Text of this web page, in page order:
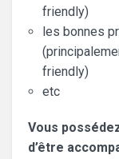
friendly)
les bonnes
friendly)
etc
Vous
d’être